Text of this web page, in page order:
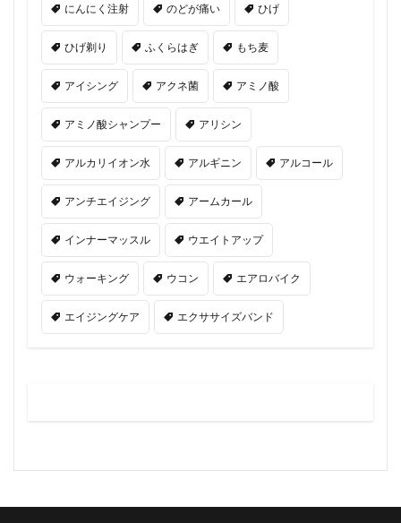
にんにく注射 のどが痛い ひげ
ひげ剃り ふくらはぎ もち麦
アイシング アクネ菌 アミノ酸
アミノ酸シャンプー アリシン
アルカリイオン水 アルギニン アルコール
アンチエイジング アームカール
インナーマッスル ウエイトアップ
ウォーキング ウコン エアロバイク
エイジングケア エクササイズバンド